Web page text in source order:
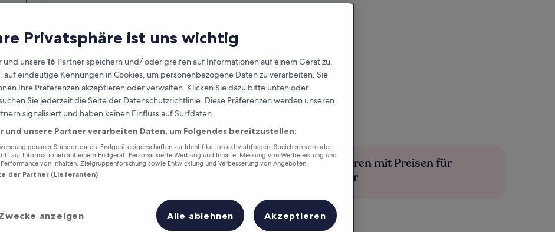
Verdiene Prämien für jede
wahrgenommene Übernachtung
Mehr sparen mit Preisen für
Mitglieder
Privatsphäre ist uns wichtig
und unsere16 Partner speichern und/ oder greifen auf Informationen auf einem Gerät zu,
auf eindeutige Kennungen in Cookies, um personenbezogene Daten zu verarbeiten. Sie
Ihre Präferenzen akzeptieren oder verwalten. Klicken Sie dazu bitte unten oder
Sie jederzeit die Seite der Datenschutzrichtlinie. Diese Präferenzen werden unseren
signalisiert und haben keinen Einfluss auf Surfdaten.
und unsere Partner verarbeiten Daten, um Folgendes bereitzustellen:
genauer Standortdaten. Endgeräteeigenschaften zur Identifikation aktiv abfragen. Speichern von oder
auf Informationen auf einem Endgerät. Personalisierte Werbung und Inhalte, Messung von Werbeleistung und
von Inhalten, Zielgruppenforschung sowie Entwicklung und Verbesserung von Angeboten.
der Partner (Lieferanten)
anzeigen Alle ablehnen Akzeptieren